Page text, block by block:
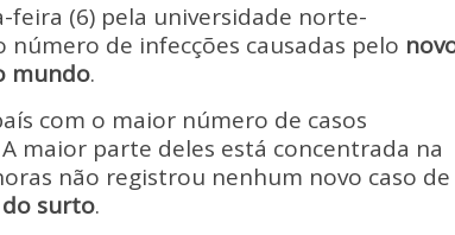
(6) pela universidade norte-
de infecções causadas pelo
mundo.
com o maior número de casos
A maior parte deles está concentrada na
não registrou nenhum novo caso de
do surto.